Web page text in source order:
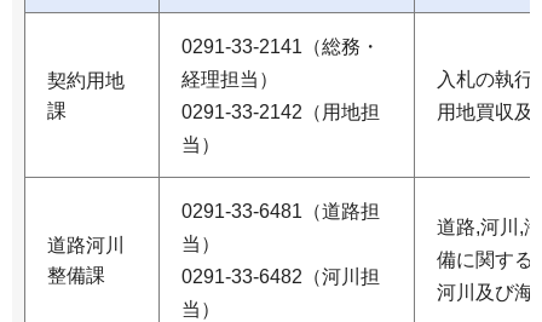
契約用地
課
0291-33-2141（総務・
経理担当）
0291-33-2142（用地担
当）
入札の執行
用地買収及
道路河川
整備課
0291-33-6481（道路担
当）
0291-33-6482（河川担
当）
道路,河川,
備に関する
河川及び海